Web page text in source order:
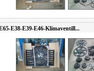
E38-E39-E46-Klímaventill...